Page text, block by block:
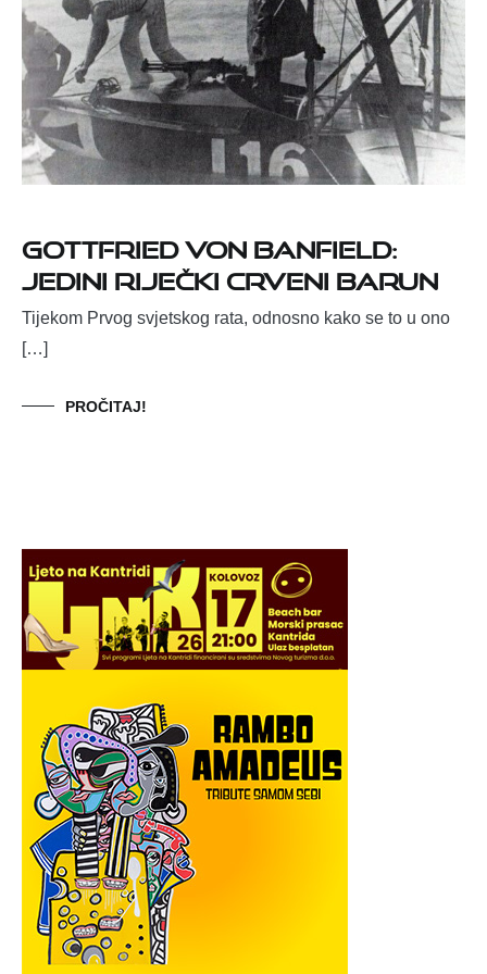
Gottfried von Banfield:
Jedini riječki Crveni barun
Tijekom Prvog svjetskog rata, odnosno kako se to u ono
[…]
PROČITAJ!